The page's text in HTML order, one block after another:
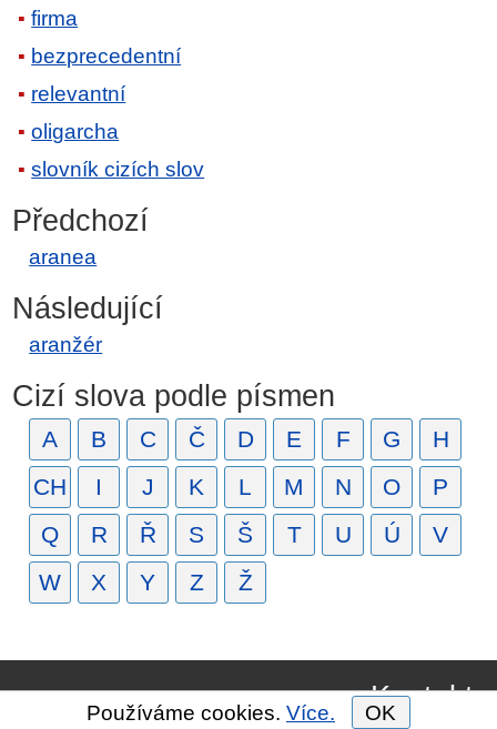
firma
bezprecedentní
relevantní
oligarcha
slovník cizích slov
Předchozí
aranea
Následující
aranžér
Cizí slova podle písmen
A B C Č D E F G
H
CH
I J K L M N O
P
Q
R Ř S Š T U Ú
V
W
X Y Z Ž
Kontakt
Používáme cookies. Více. OK